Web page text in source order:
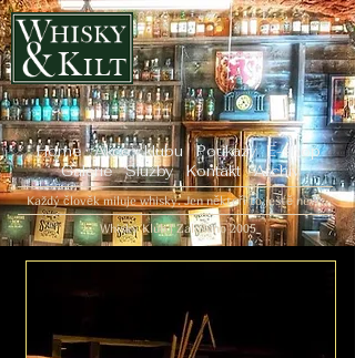
Home Akce v klubuPoukazyE-shop
Galerie
Služby Kontakt Archiv
Každý člověk miluje whisky. Jen někteří to ještě neví...
Whisky Klub | Založeno 2005